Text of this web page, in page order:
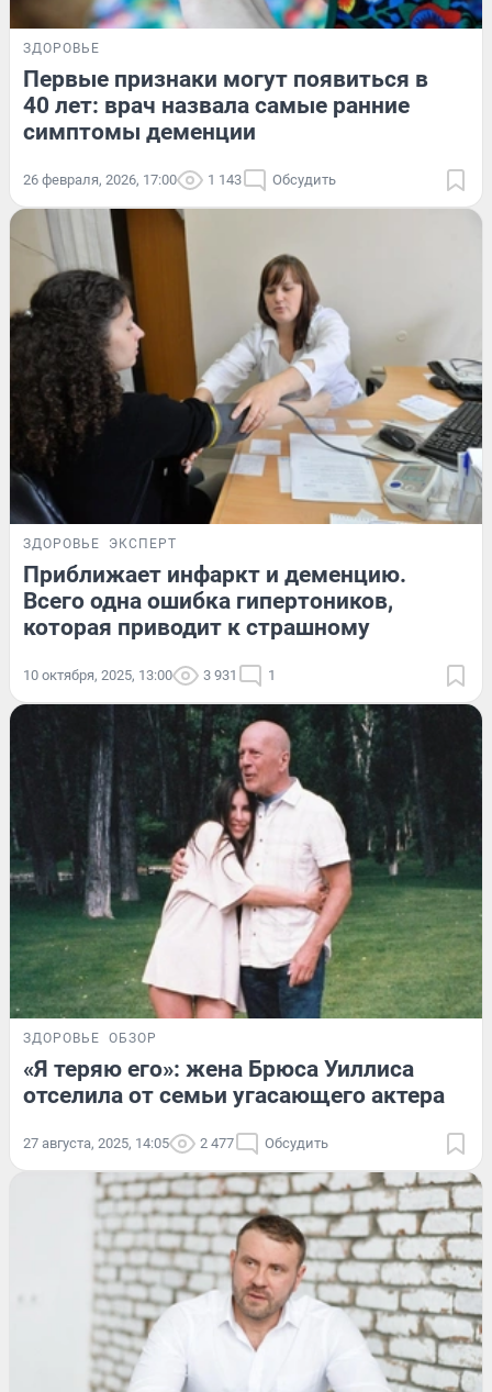
ЗДОРОВЬЕ
Первые признаки могут появиться в
40 лет: врач назвала самые ранние
симптомы деменции
26 февраля, 2026, 17:00 1 143 Обсудить
ЗДОРОВЬЕ ЭКСПЕРТ
Приближает инфаркт и деменцию.
Всего одна ошибка гипертоников,
которая приводит к страшному
10 октября, 2025, 13:00 3 931 1
ЗДОРОВЬЕ ОБЗОР
«Я теряю его»: жена Брюса Уиллиса
отселила от семьи угасающего актера
27 августа, 2025, 14:05 2 477 Обсудить